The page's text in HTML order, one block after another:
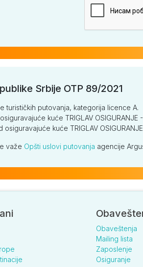
Srbije OTP 89/2021
turističkih putovanja, kategorija licence A.
kuće TRIGLAV
osiguravajuće kuće TRIGLAV
važe Opšti uslovi putovanja agencije
Obaveštenja
Mailing lista
Zaposlenje
Osiguranje